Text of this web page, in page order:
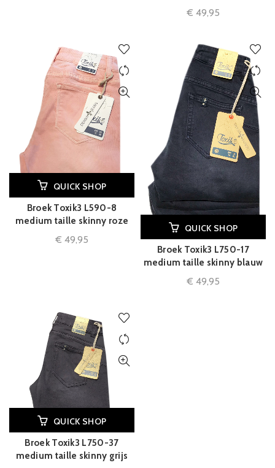
€ 49,95
QUICK SHOP
Broek Toxik3 L590-8
medium taille skinny roze
€ 49,95
QUICK SHOP
Broek Toxik3 L750-17
medium taille skinny blauw
€ 49,95
QUICK SHOP
Broek Toxik3 L750-37
medium taille skinny grijs